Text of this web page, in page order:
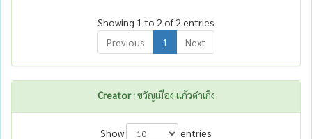
Showing 1 to 2 of 2 entries
Previous
1 Next
Creator :ขวัญเมือง แก้วดำเกิง
Show
entries